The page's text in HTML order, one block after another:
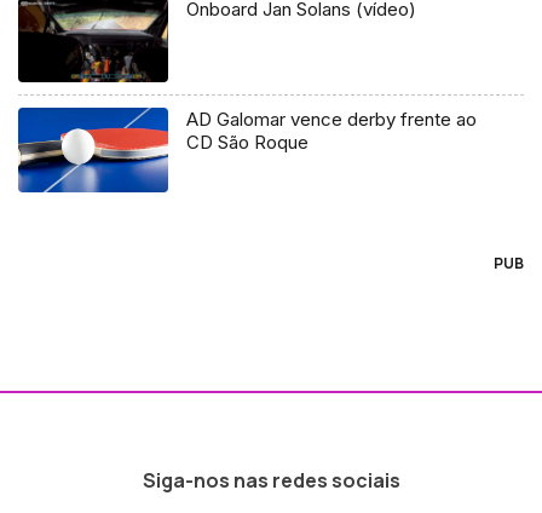
Onboard Jan Solans (vídeo)
AD Galomar vence derby frente ao
CD São Roque
PUB
Siga-nos nas redes sociais